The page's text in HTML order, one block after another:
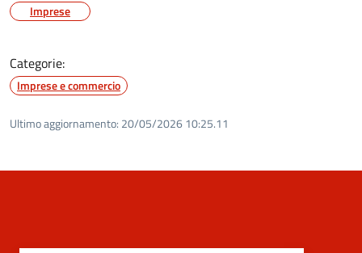
Imprese
Categorie:
Imprese e commercio
Ultimo aggiornamento: 20/05/2026 10:25.11